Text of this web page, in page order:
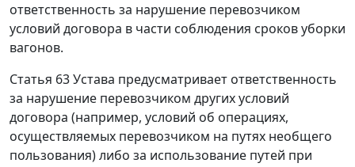
ответственность за нарушение перевозчиком
условий договора в части соблюдения сроков уборки
вагонов.
Статья 63 Устава предусматривает ответственность
за нарушение перевозчиком других условий
договора (например, условий об операциях,
осуществляемых перевозчиком на путях необщего
пользования) либо за использование путей при